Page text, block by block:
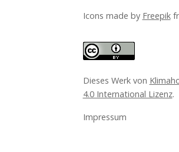
Icons made by Freepik
Dieses Werk von
4.0 International Lizenz.
Impressum